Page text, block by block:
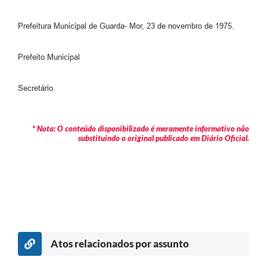
Prefeitura Municipal de Guarda- Mor, 23 de novembro de 1975.
Prefeito Municipal
Secretário
* Nota: O conteúdo disponibilizado é meramente informativo não
substituindo o original publicado em Diário Oficial.
Atos relacionados por assunto